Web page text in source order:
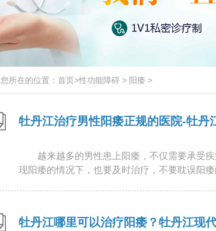
您所在的位置： 首页>性功能障碍> 阳痿 >
牡丹江治疗男性阳痿正规的医院-牡丹
越来越多的男性患上阳痿，不仅需要承受
现阳痿的情况下，也要及时治疗，不要耽误阳
牡丹江哪里可以治疗阳痿？牡丹江现